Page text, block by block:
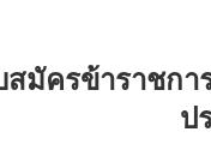
สมัครข้าราชก
ป